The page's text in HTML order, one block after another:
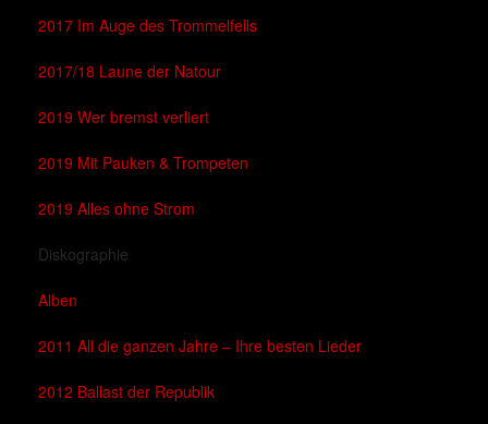
2017 Im Auge des Trommelfells
2017/18 Laune der Natour
2019 Wer bremst verliert
2019 Mit Pauken & Trompeten
2019 Alles ohne Strom
Diskographie
Alben
2011 All die ganzen Jahre – Ihre besten Lieder
2012 Ballast der Republik